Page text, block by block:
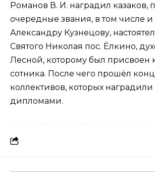
Романов В. И. наградил казаков,
очередные звания, в том числе
Александру Кузнецову,
Святого Николая пос. Ёлкино,
Лесной, которому был присвоен
сотника. После чего прошёл
коллективов, которых
дипломами.